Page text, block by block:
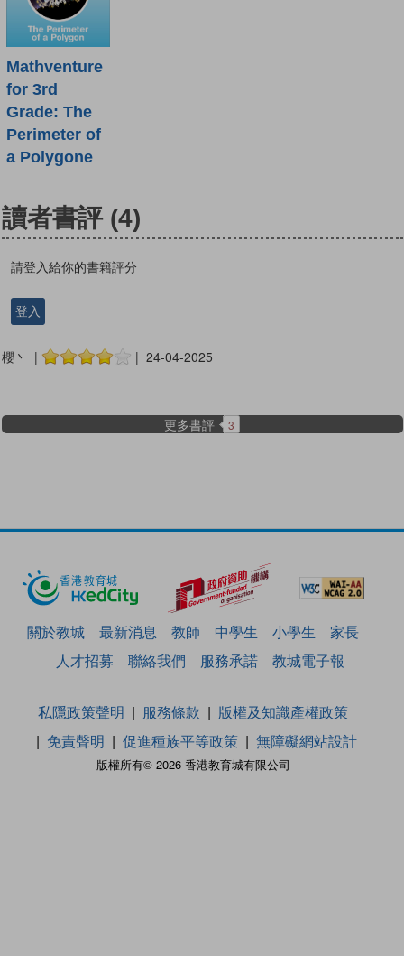
Mathventure
for 3rd
Grade: The
Perimeter of
a Polygone
讀者書評 (4)
請登入給你的書籍評分
登入
櫻丶 | | 24-04-2025
更多書評 3
關於教城 最新消息 教師 中學生 小學生
家長
人才招募
聯絡我們 服務承諾 教城電子報
版權所有© 2026 香港教育城有限公司
私隱政策聲明 服務條款
版權及知識產權政策
免責聲明
促進種族平等政策 無障礙網站設計